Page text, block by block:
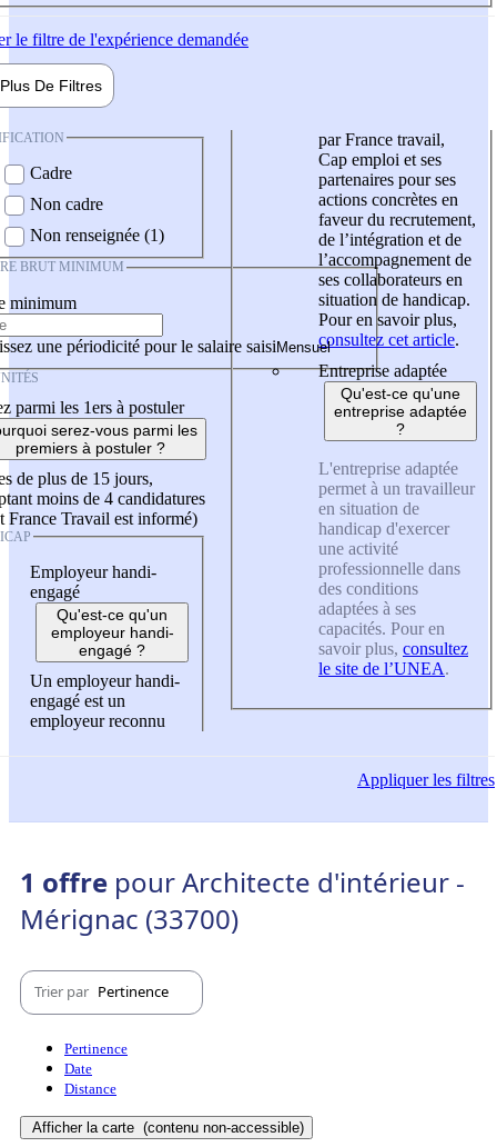
le filtre de l'expérience demandée
Plus De Filtres
Cadre
Non cadre
Non renseignée (1)
BRUT MINIMUM
minimum
une périodicité pour le salaire saisi
parmi les 1ers à postuler
serez-vous parmi les
premiers à postuler ?
de plus de 15 jours,
moins de 4 candidatures
France Travail est informé)
Employeur handi-
engagé
Qu'est-ce qu'un
employeur handi-
engagé ?
Un employeur handi-
engagé est un
employeur reconnu
par France travail,
Cap emploi et ses
partenaires pour ses
actions concrètes en
faveur du recrutement,
de l’intégration et de
l’accompagnement de
ses collaborateurs en
situation de handicap.
Pour en savoir plus,
consultez cet article.
Entreprise adaptée
Qu'est-ce qu'une
entreprise adaptée
?
L'entreprise adaptée
permet à un travailleur
en situation de
handicap d'exercer
une activité
professionnelle dans
des conditions
adaptées à ses
capacités. Pour en
savoir plus, consultez
le site de l’UNEA.
Appliquerles filtres
1 offre pour Architecte d'intérieur -
Mérignac (33700)
Trier par Pertinence
Pertinence
Date
Distance
Afficher la carte (contenu non-accessible)